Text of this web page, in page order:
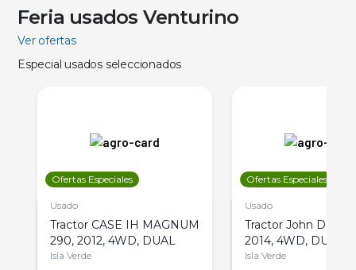
Feria usados Venturino
Ver ofertas
Especial usados seleccionados
Ofertas Especiales
Usado
Tractor CASE IH MAGNUM
290, 2012, 4WD, DUAL
Isla Verde
Ofertas Especiales
Usado
Tractor John Deere
2014, 4WD, DUAL
Isla Verde